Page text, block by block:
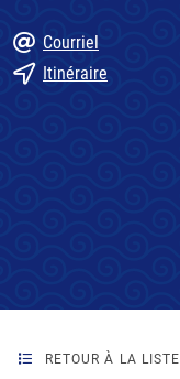
Courriel
Itinéraire
RETOUR À LA LISTE